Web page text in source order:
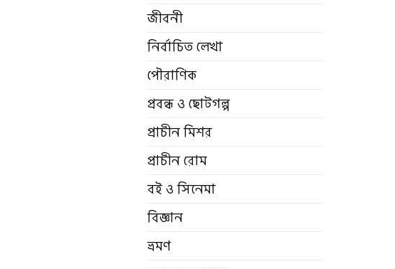
জীবনী
নির্বাচিত লেখা
পৌরাণিক
প্রবন্ধ ও ছোটগল্প
প্রাচীন মিশর
প্রাচীন রোম
বই ও সিনেমা
বিজ্ঞান
ভ্রমণ